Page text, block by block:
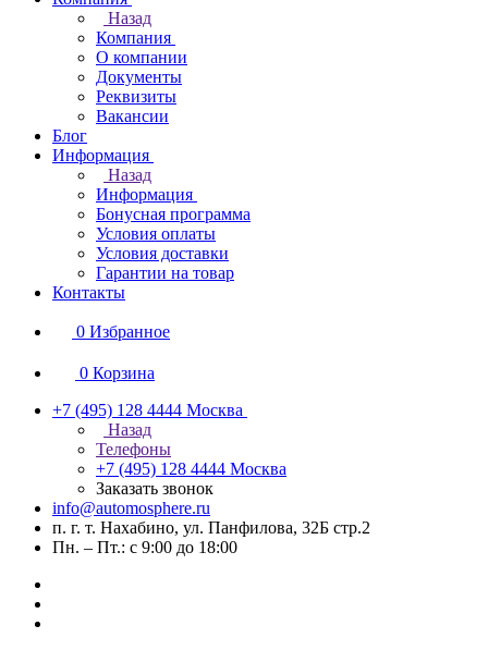
Назад
Компания
О компании
Документы
Реквизиты
Вакансии
Блог
Информация
Назад
Информация
Бонусная программа
Условия оплаты
Условия доставки
Гарантии на товар
Контакты
0 Избранное
0 Корзина
+7 (495) 128 4444 Москва
Назад
Телефоны
+7 (495) 128 4444 Москва
Заказать звонок
info@automosphere.ru
п. г. т. Нахабино, ул. Панфилова, 32Б стр.2
Пн. – Пт.: с 9:00 до 18:00